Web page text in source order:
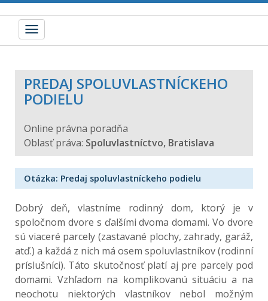
Toggle
navigation
PREDAJ SPOLUVLASTNÍCKEHO
PODIELU
Online právna poradňa
Oblasť práva: Spoluvlastníctvo, Bratislava
Otázka: Predaj spoluvlastníckeho podielu
Dobrý deň, vlastníme rodinný dom, ktorý je v
spoločnom dvore s ďalšími dvoma domami. Vo dvore
sú viaceré parcely (zastavané plochy, zahrady, garáž,
atď.) a každá z nich má osem spoluvlastníkov (rodinní
príslušníci). Táto skutočnosť platí aj pre parcely pod
domami. Vzhľadom na komplikovanú situáciu a na
neochotu niektorých vlastníkov nebol možným